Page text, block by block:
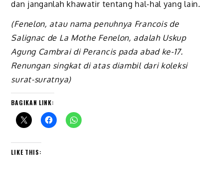
dan janganlah khawatir tentang hal-hal yang lain.
(Fenelon, atau nama penuhnya Francois de
Salignac de La Mothe Fenelon, adalah Uskup
Agung Cambrai di Perancis pada abad ke-17.
Renungan singkat di atas diambil dari koleksi
surat-suratnya)
BAGIKAN LINK:
LIKE THIS: